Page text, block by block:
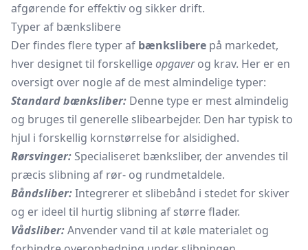
afgørende for effektiv og sikker drift.
Typer af bænkslibere
Der findes flere typer af bænkslibere på markedet,
hver designet til forskelligeopgaverog krav. Her er en
oversigt over nogle af de mest almindelige typer:
Standard bænksliber: Denne type er mest almindelig
og bruges til generelle slibearbejder. Den har typisk to
hjul i forskellig kornstørrelse for alsidighed.
Rørsvinger: Specialiseret bænksliber, der anvendes til
præcis slibning af rør- og rundmetaldele.
Båndsliber:Integrerer et slibebånd i stedet for skiver
og er ideel til hurtig slibning af større flader.
Vådsliber:Anvender vand til at køle materialet og